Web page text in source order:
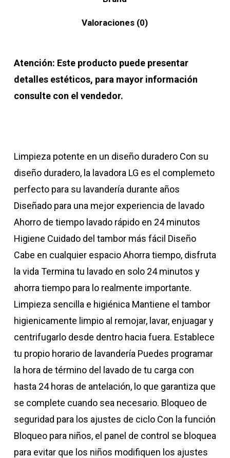
Valoraciones (0)
Atención: Este producto puede presentar
detalles estéticos, para mayor información
consulte con el vendedor.
Limpieza potente en un diseño duradero Con su
diseño duradero, la lavadora LG es el complemeto
perfecto para su lavandería durante años
Diseñado para una mejor experiencia de lavado
Ahorro de tiempo lavado rápido en 24 minutos
Higiene Cuidado del tambor más fácil Diseño
Cabe en cualquier espacio Ahorra tiempo, disfruta
la vida Termina tu lavado en solo 24 minutos y
ahorra tiempo para lo realmente importante.
Limpieza sencilla e higiénica Mantiene el tambor
higienicamente limpio al remojar, lavar, enjuagar y
centrifugarlo desde dentro hacia fuera. Establece
tu propio horario de lavandería Puedes programar
la hora de término del lavado de tu carga con
hasta 24 horas de antelación, lo que garantiza que
se complete cuando sea necesario. Bloqueo de
seguridad para los ajustes de ciclo Con la función
Bloqueo para niños, el panel de control se bloquea
para evitar que los niños modifiquen los ajustes